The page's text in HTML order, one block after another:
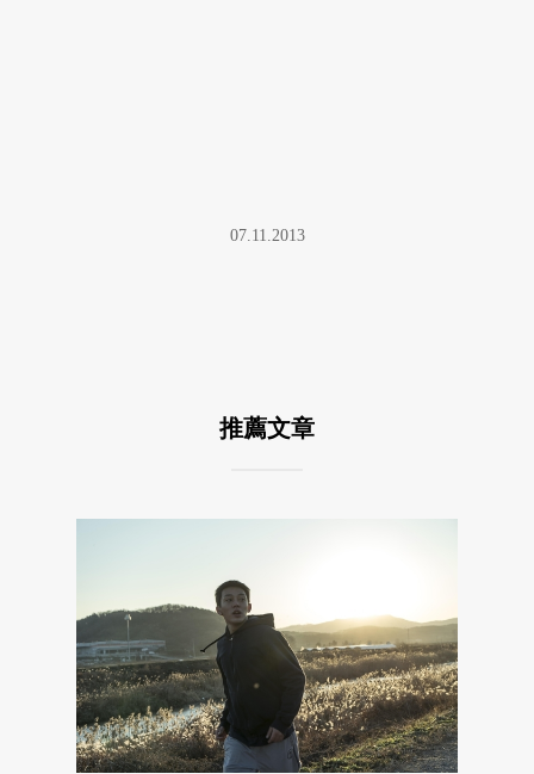
07.11.2013
推薦文章